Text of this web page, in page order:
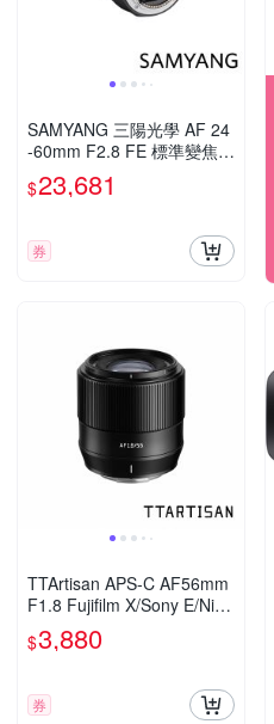
SAMYANG 三陽光學 AF 24
-60mm F2.8 FE 標準變焦鏡
頭 公司貨
$23,681
券
TTArtisan APS-C AF56mm
F1.8 Fujifilm X/Sony E/Niko
n Z (公司貨)
$3,880
券